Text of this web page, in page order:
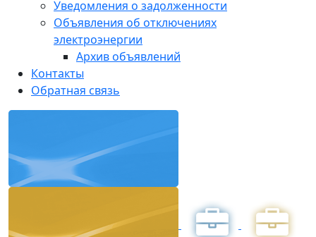
Уведомления о задолженности
Объявления об отключениях
электроэнергии
Архив объявлений
Контакты
Обратная связь